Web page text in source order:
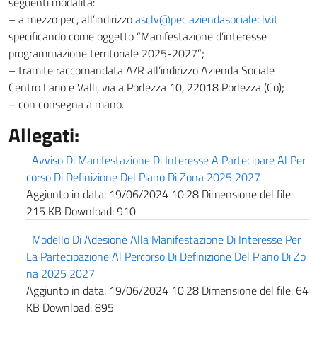
– a mezzo pec, all’indirizzoasclv@pec.aziendasocialeclv.it
specificando come oggetto “Manifestazione d’interesse
programmazione territoriale 2025-2027”;
– tramite raccomandata A/R all’indirizzo Azienda Sociale
Centro Lario e Valli, via a Porlezza 10, 22018 Porlezza (Co);
– con consegna a mano.
Allegati:
Avviso Di Manifestazione Di Interesse A Partecipare Al Per
corso Di Definizione Del Piano Di Zona 2025 2027
Aggiunto in data: 19/06/2024 10:28 Dimensione del file:
215 KB Download:910
Modello Di Adesione Alla Manifestazione Di Interesse Per
La Partecipazione Al Percorso Di Definizione Del Piano Di Zo
na 2025 2027
Aggiunto in data: 19/06/2024 10:28 Dimensione del file:64
KB Download:895